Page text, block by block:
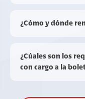
¿Cómo y dónde
¿Cúales son los
con cargo a la